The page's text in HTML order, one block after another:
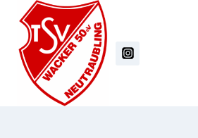
Inhalt
springen